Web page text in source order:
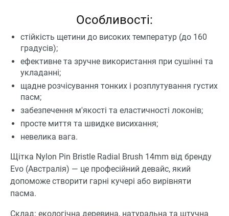
Особливості:
стійкість щетини до високих температур (до 160
градусів);
ефективне та зручне використання при сушінні та
укладанні;
щадне розчісування тонких і розплутування густих
пасм;
забезпечення м'якості та еластичності локонів;
просте миття та швидке висихання;
невелика вага.
Щітка Nylon Pin Bristle Radial Brush 14mm від бренду
Evo (Австралія) ― це професійний девайс, який
допоможе створити гарні кучері або вирівняти
пасма.
Склад: екологічна деревина, натуральна та штучна